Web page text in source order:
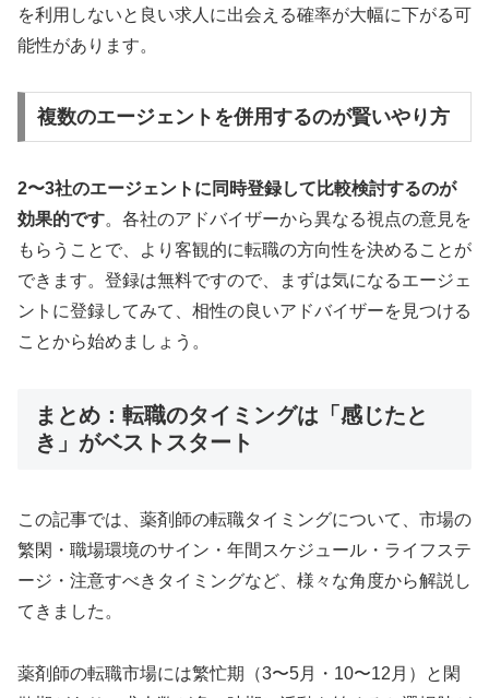
を利用しないと良い求人に出会える確率が大幅に下がる可
能性があります。
複数のエージェントを併用するのが賢いやり方
2〜3社のエージェントに同時登録して比較検討するのが
効果的です。各社のアドバイザーから異なる視点の意見を
もらうことで、より客観的に転職の方向性を決めることが
できます。登録は無料ですので、まずは気になるエージェ
ントに登録してみて、相性の良いアドバイザーを見つける
ことから始めましょう。
まとめ：転職のタイミングは「感じたと
き」がベストスタート
この記事では、薬剤師の転職タイミングについて、市場の
繁閑・職場環境のサイン・年間スケジュール・ライフステ
ージ・注意すべきタイミングなど、様々な角度から解説し
てきました。
薬剤師の転職市場には繁忙期（3〜5月・10〜12月）と閑